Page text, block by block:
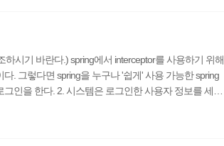
시기 바란다.) spring에서 interceptor를 사용하기 위해
. 그렇다면 spring을 누구나 '쉽게' 사용 가능한 spring
인을 한다. 2. 시스템은 로그인한 사용자 정보를 세션